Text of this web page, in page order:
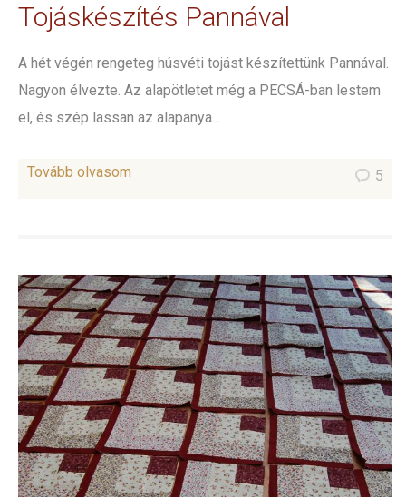
Tojáskészítés Pannával
A hét végén rengeteg húsvéti tojást készítettünk Pannával.
Nagyon élvezte. Az alapötletet még a PECSÁ-ban lestem
el, és szép lassan az alapanya...
Tovább olvasom 5